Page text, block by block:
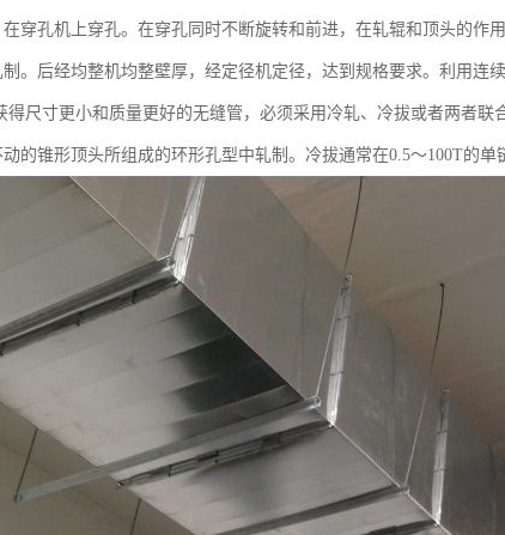
穿孔机上穿孔。在穿孔同时不断旋转和前进，在轧辊和顶头的作
。后经均整机均整壁厚，经定径机定径，达到规格要求。利用连
得尺寸更小和质量更好的无缝管，必须采用冷轧、冷拔或者两者
的锥形顶头所组成的环形孔型中轧制。冷拔通常在0.5～100T的单